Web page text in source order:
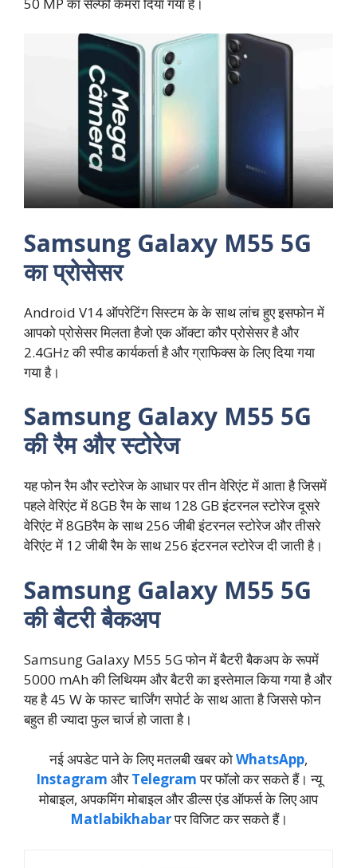
Samsung Galaxy M55 5G
का प्रोसेसर
Android V14 ऑपरेटिंग सिस्टम के के साथ लांच हुए इसफोन में
आपको प्रोसेसर मिलता हैजो एक ऑक्टा कौर प्रोसेसर है और
2.4GHz की स्पीड कार्यकर्ता है और ग्राफिक्स के लिए दिया गया
गया है।
Samsung Galaxy M55 5G
की रैम और स्टोरेज
यह फोन रैम और स्टोरेज के आधार पर तीन वेरिएंट में आता है जिसमें
पहले वेरिएंट में 8GB रैम के साथ 128 GB इंटरनल स्टोरेज दूसरे
वेरिएंट में 8GBरैम के साथ 256 जीबी इंटरनल स्टोरेज और तीसरे
वेरिएंट में 12 जीबी रैम के साथ 256 इंटरनल स्टोरेज दी जाती है।
Samsung Galaxy M55 5G
की बैटरी बैकअप
Samsung Galaxy M55 5G फोन में बैटरी बैकअप के रूपमें
5000 mAh की लिथियम और बैटरी का इस्तेमाल किया गया है और
यह है 45 W के फास्ट चार्जिंग सपोर्ट के साथ आता है जिससे फोन
बहुत ही ज्यादा फुल चार्ज हो जाता है।
नई अपडेट पाने के लिए मतलबी खबर कोWhatsApp,
Instagram औरTelegramपर फॉलो कर सकते हैं। न्‍यू
मोबाइल, अपकमिंग मोबाइल और डील्‍स एंड ऑफर्स के लिए आप
Matlabikhabarपर विजिट कर सकते हैं।